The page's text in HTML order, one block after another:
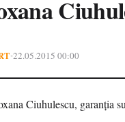
•22.05.2015 00:00